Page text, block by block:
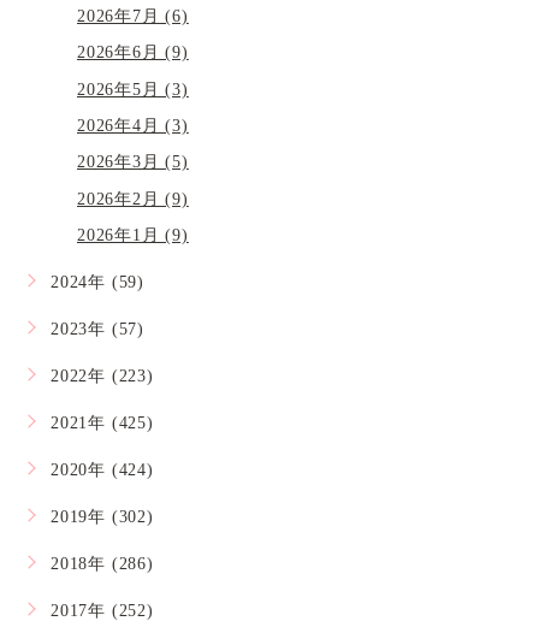
2026年7月 (6)
2026年6月 (9)
2026年5月 (3)
2026年4月 (3)
2026年3月 (5)
2026年2月 (9)
2026年1月 (9)
2024年 (59)
2023年 (57)
2022年 (223)
2021年 (425)
2020年 (424)
2019年 (302)
2018年 (286)
2017年 (252)